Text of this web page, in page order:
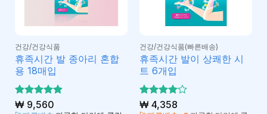
건강/건강식품
휴족시간 발 종아리 혼합
용 18매입
5 중에서
₩9,560
건강/건강식품(빠른배송)
휴족시간 발이 상쾌한 시
트 6개입
5 중에서
₩4,358